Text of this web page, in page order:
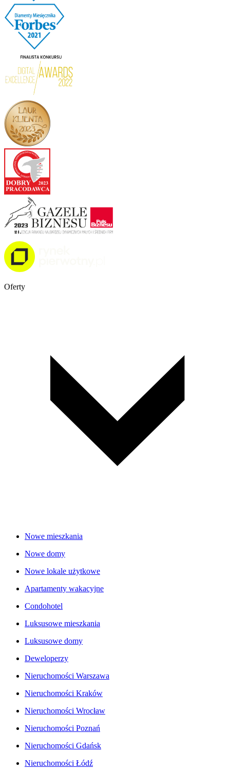
Oferty
Nowe mieszkania
Nowe domy
Nowe lokale użytkowe
Apartamenty wakacyjne
Condohotel
Luksusowe mieszkania
Luksusowe domy
Deweloperzy
Nieruchomości Warszawa
Nieruchomości Kraków
Nieruchomości Wrocław
Nieruchomości Poznań
Nieruchomości Gdańsk
Nieruchomości Łódź